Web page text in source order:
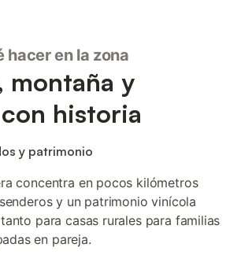
hacer en la zona
montaña y
historia
y patrimonio
concentra en pocos kilómetros
y un patrimonio vinícola
para casas rurales para familias
en pareja.